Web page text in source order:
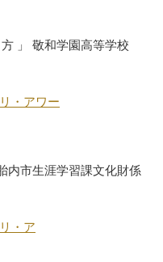
」 敬和学園高等学校
内市生涯学習課文化財係